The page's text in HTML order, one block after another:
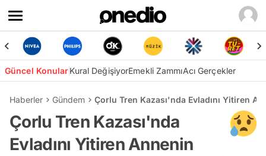
Güncel KonularKural DeğişiyorEmekli ZammıAcı Gerçekler
Haberler Gündem Çorlu Tren Kazası'nda Evladını Yitiren
Çorlu Tren Kazası'nda
Evladını Yitiren Annenin